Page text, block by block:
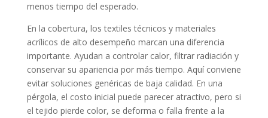
menos tiempo del esperado.
En la cobertura, los textiles técnicos y materiales
acrílicos de alto desempeño marcan una diferencia
importante. Ayudan a controlar calor, filtrar radiación y
conservar su apariencia por más tiempo. Aquí conviene
evitar soluciones genéricas de baja calidad. En una
pérgola, el costo inicial puede parecer atractivo, pero si
el tejido pierde color, se deforma o falla frente a la